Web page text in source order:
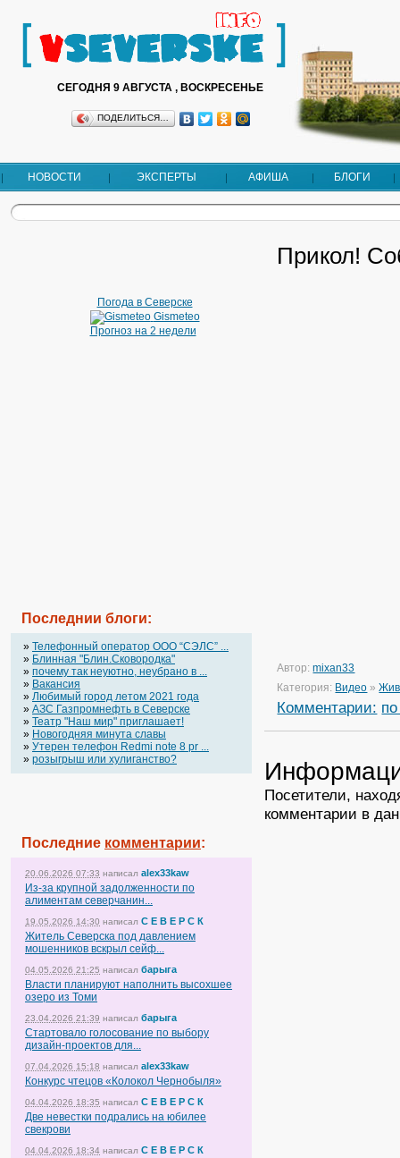
СЕГОДНЯ 9 АВГУСТА , ВОСКРЕСЕНЬЕ
ПОДЕЛИТЬСЯ…
НОВОСТИ ЭКСПЕРТЫ АФИША БЛОГИ
Погода в Северске
Gismeteo
Прогноз на 2 недели
Последнии блоги:
» Телефонный оператор OOO “СЭЛС” ...
» Блинная "Блин.Сковородка"
» почему так неуютно, неубрано в ...
» Вакансия
» Любимый город летом 2021 года
» АЗС Газпромнефть в Северске
» Театр "Наш мир" приглашает!
» Новогодняя минута славы
» Утерен телефон Redmi note 8 pr ...
» розыгрыш или хулиганство?
Последние комментарии:
20.06.2026 07:33 написал alex33kaw
Из-за крупной задолженности по
алиментам северчанин...
19.05.2026 14:30 написал С Е В Е Р С К
Житель Северска под давлением
мошенников вскрыл сейф...
04.05.2026 21:25 написал барыга
Власти планируют наполнить высохшее
озеро из Томи
23.04.2026 21:39 написал барыга
Стартовало голосование по выбору
дизайн-проектов для...
07.04.2026 15:18 написал alex33kaw
Конкурс чтецов «Колокол Чернобыля»
04.04.2026 18:35 написал С Е В Е Р С К
Две невестки подрались на юбилее
свекрови
04.04.2026 18:34 написал С Е В Е Р С К
Прикол!
Автор:mixan33
Категория: Видео »
Комментарии:
Посетители,
комментарии в